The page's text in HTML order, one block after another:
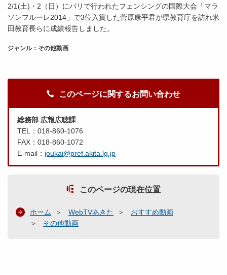
2/1(土)・2（日）にパリで行われたフェンシングの国際大会「マラ
ソンフルーレ2014」で3位入賞した菅原康平君が県教育庁を訪れ米
田教育長らに成績報告しました。
ジャンル：その他動画
このページに関するお問い合わせ
総務部 広報広聴課
TEL：018-860-1076
FAX：018-860-1072
E-mail： joukai@pref.akita.lg.jp
このページの現在位置
ホーム WebTVあきた
おすすめ動画
その他動画